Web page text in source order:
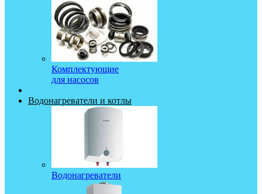
Комплектующие
для насосов
Водонагреватели и котлы
Водонагреватели